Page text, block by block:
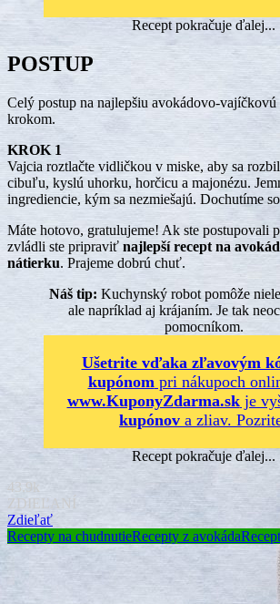
Recept pokračuje ďalej...
POSTUP
Celý postup na najlepšiu avokádovo-
krokom.
KROK 1
Vajcia roztlačte vidličkou v miske, aby sa
cibuľu, kyslú uhorku, horčicu a majonézu.
ingrediencie, kým sa nezmiešajú. Dochutíme
Máte hotovo, gratulujeme! Ak ste postupovali
zvládli ste pripraviť najlepší recept na
nátierku. Prajeme dobrú chuť.
Náš tip: Kuchynský robot pomôže
ale napríklad aj krájaním. Je tak
pomocníkom.
Ušetrite vďaka zľavovým
kupónom pri nákupoch
www.KuponyZdarma.skje
kupónov a zliav.
Recept pokračuje ďalej...
43.9k
ZDIEĽANÍ
Zdieľať
Recepty na chudnutieRecepty z avokáda